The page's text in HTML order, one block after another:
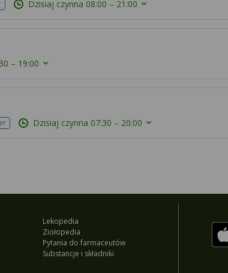
Dzisiaj czynna 08:00 – 21:00
– 19:00
Dzisiaj czynna 07:30 – 20:00
Lekopedia
Ziołopedia
Pytania do farmaceutów
Substancje i składniki